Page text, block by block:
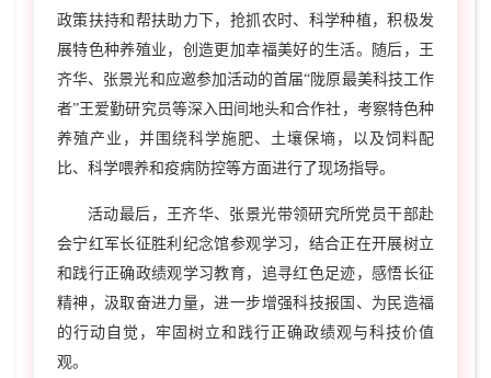
政策扶持和帮扶助力下，抢抓农时、科学种植，积极发
展特色种养殖业，创造更加幸福美好的生活。随后，王
齐华、张景光和应邀参加活动的首届“陇原最美科技工作
者”王爱勤研究员等深入田间地头和合作社，考察特色种
养殖产业，并围绕科学施肥、土壤保墒，以及饲料配
比、科学喂养和疫病防控等方面进行了现场指导。
活动最后，王齐华、张景光带领研究所党员干部赴
会宁红军长征胜利纪念馆参观学习，结合正在开展树立
和践行正确政绩观学习教育，追寻红色足迹，感悟长征
精神，汲取奋进力量，进一步增强科技报国、为民造福
的行动自觉，牢固树立和践行正确政绩观与科技价值
观。